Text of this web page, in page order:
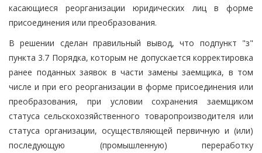
касающиеся реорганизации юридических лиц в форме
присоединения или преобразования.
В решении сделан правильный вывод, что подпункт "з"
пункта 3.7 Порядка, которым не допускается корректировка
ранее поданных заявок в части замены заемщика, в том
числе и при его реорганизации в форме присоединения или
преобразования, при условии сохранения заемщиком
статуса сельскохозяйственного товаропроизводителя или
статуса организации, осуществляющей первичную и (или)
последующую (промышленную) переработку